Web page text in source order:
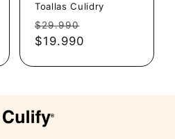
Toallas Culidry
Precio
habitual
$29.990
$19.990